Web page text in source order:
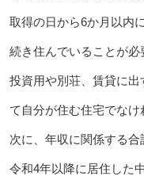
取得の日から6か月以内
続き住んでいることが必
投資用や別荘、賃貸に
て自分が住む住宅でなけ
次に、年収に関係する合
令和4年以降に居住した